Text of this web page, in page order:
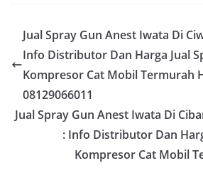
Jual Spray Gun Anest Iwata Di
Info Distributor Dan Harga Jual
Kompresor Cat Mobil Termurah
08129066011
Jual Spray Gun Anest Iwata Di
: Info Distributor Dan
Kompresor Cat Mobil